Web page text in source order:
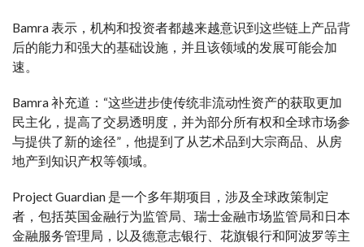
Bamra 表示，机构和投资者都越来越意识到这些链上产品背
后的能力和强大的基础设施，并且该领域的发展可能会加
速。
Bamra 补充道：“这些进步使传统非流动性资产的获取更加
民主化，提高了交易透明度，并为部分所有权和全球市场参
与提供了新的途径”，他提到了从艺术品到大宗商品、从房
地产到知识产权等领域。
Project Guardian 是一个多年期项目，涉及全球政策制定
者，包括英国金融行为监管局、瑞士金融市场监管局和日本
金融服务管理局，以及德意志银行、花旗银行和阿波罗等主